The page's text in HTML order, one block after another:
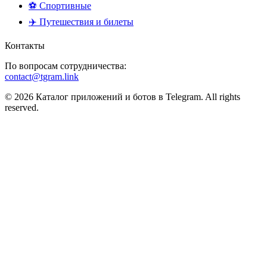
⚽ Спортивные
✈️ Путешествия и билеты
Контакты
По вопросам сотрудничества:
contact@tgram.link
© 2026 Каталог приложений и ботов в Telegram. All rights
reserved.